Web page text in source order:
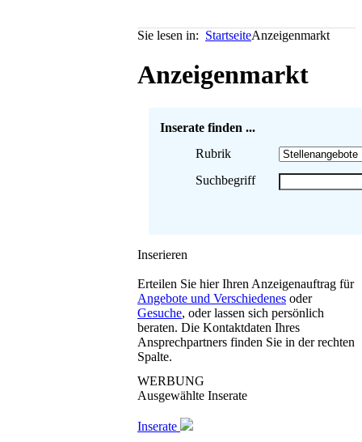
Sie lesen in: StartseiteAnzeigenmarkt
Anzeigenmarkt
Inserate finden ...
Rubrik
Suchbegriff
Inserieren
Erteilen Sie hier Ihren Anzeigenauftrag für
Angebote und Verschiedenes oder
Gesuche, oder lassen sich persönlich
beraten. Die Kontaktdaten Ihres
Ansprechpartners finden Sie in der rechten
Spalte.
WERBUNG
Ausgewählte Inserate
Inserate